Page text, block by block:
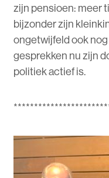
zijn pensioen: meer
bijzonder zijn
ongetwijfeld ook
gesprekken nu zijn
politiek actief is.